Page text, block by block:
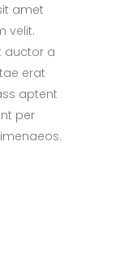
amet
velit.
auctor a
erat
aptent
per